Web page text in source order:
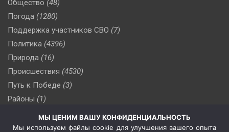
Общество (48)
Погода (1280)
Поддержка участников СВО (7)
Политика (4396)
Природа (16)
Происшествия (4530)
Путь к Победе (3)
Районы (1)
(510)
Сельское хозяйство (3)
МЫ ЦЕНИМ ВАШУ КОНФИДЕНЦИАЛЬНОСТЬ
Мы используем файлы cookie для улучшения вашего опыта